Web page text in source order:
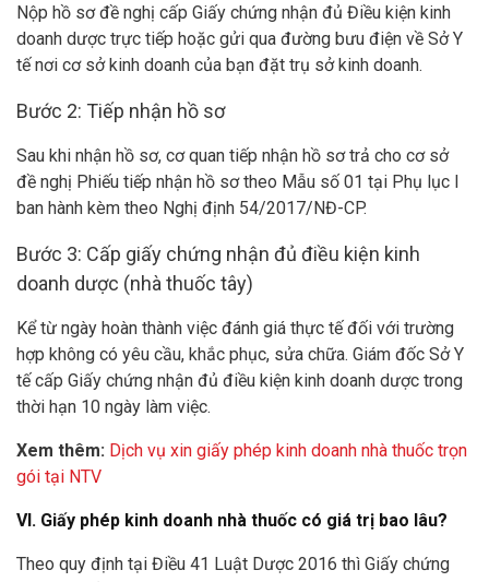
Nộp hồ sơ đề nghị cấp Giấy chứng nhận đủ Điều kiện kinh
doanh dược trực tiếp hoặc gửi qua đường bưu điện về Sở Y
tế nơi cơ sở kinh doanh của bạn đặt trụ sở kinh doanh.
Bước 2: Tiếp nhận hồ sơ
Sau khi nhận hồ sơ, cơ quan tiếp nhận hồ sơ trả cho cơ sở
đề nghị Phiếu tiếp nhận hồ sơ theo Mẫu số 01 tại Phụ lục I
ban hành kèm theo Nghị định 54/2017/NĐ-CP.
Bước 3: Cấp giấy chứng nhận đủ điều kiện kinh
doanh dược (nhà thuốc tây)
Kể từ ngày hoàn thành việc đánh giá thực tế đối với trường
hợp không có yêu cầu, khắc phục, sửa chữa. Giám đốc Sở Y
tế cấp Giấy chứng nhận đủ điều kiện kinh doanh dược trong
thời hạn 10 ngày làm việc.
Xem thêm: Dịch vụ xin giấy phép kinh doanh nhà thuốc trọn
gói tại NTV
VI. Giấy phép kinh doanh nhà thuốc có giá trị bao lâu?
Theo quy định tại Điều 41 Luật Dược 2016 thì Giấy chứng